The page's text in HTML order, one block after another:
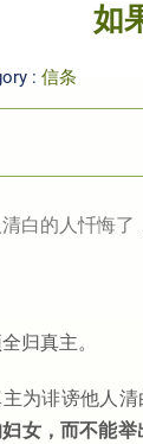
如
: 信条
白的人忏悔了
归真主。
为诽谤他人
女，而不能